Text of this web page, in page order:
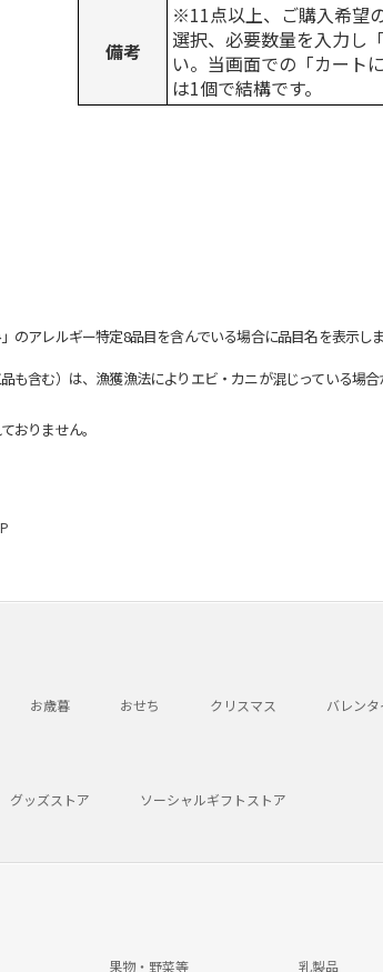
備考
※11点以上、ご購入希望
選択、必要数量を入力し
い。当画面での「カート
は1個で結構です。
アレルギー特定8品目を含んでいる場合に品目名を表示しま
含む）は、漁獲漁法によりエビ・カニが混じっている場
おりません。
お歳暮 おせち クリスマス バレンタ
グッズストア ソーシャルギフトストア
果物・野菜等 乳製品